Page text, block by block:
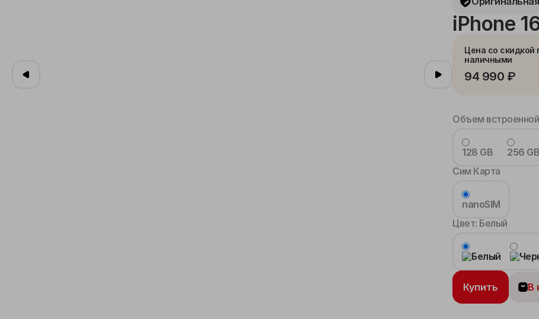
iPhone
Цена со скидкой
наличными
94 990 ₽
Объем
128 GB 256 GB
Сим Карта
nanoSIM
Цвет: Белый
Купить В